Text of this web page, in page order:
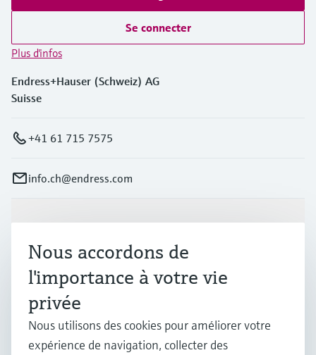
Se connecter
Plus d'infos
Endress+Hauser (Schweiz) AG
Suisse
+41 61 715 7575
info.ch@endress.com
Produits et services
Industries
Support
Nous accordons de
l'importance à votre vie
privée
Nous utilisons des cookies pour améliorer votre
expérience de navigation, collecter des